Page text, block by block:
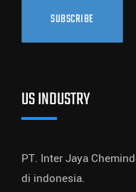
SUBSCRIBE
US INDUSTRY
PT. Inter Jaya
di indonesia.